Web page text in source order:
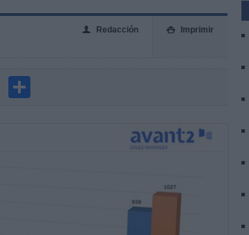
 Imprimir
👤 Redacción